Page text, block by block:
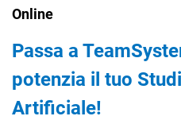
Online
Passa a
potenzia il tuo
Artificiale!